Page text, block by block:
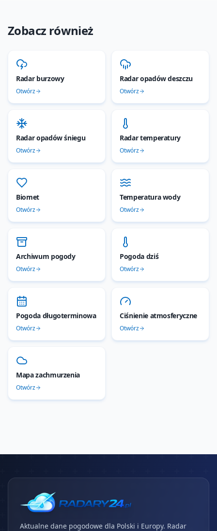
Zobacz również
Radar burzowy
Otwórz
Radar opadów deszczu
Otwórz
Radar opadów śniegu
Otwórz
Radar temperatury
Otwórz
Biomet
Otwórz
Temperatura wody
Otwórz
Archiwum pogody
Otwórz
Pogoda dziś
Otwórz
Pogoda długoterminowa
Otwórz
Ciśnienie atmosferyczne
Otwórz
Mapa zachmurzenia
Otwórz
Aktualne dane pogodowe dla Polski i Europy. Radar